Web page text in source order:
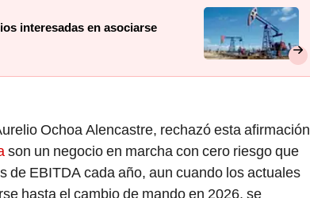
interesadas en asociarse
Ochoa Alencastre, rechazó esta afirmación
son un negocio en marcha con cero riesgo que
de EBITDA cada año, aun cuando los actuales
hasta el cambio de mando en 2026, se